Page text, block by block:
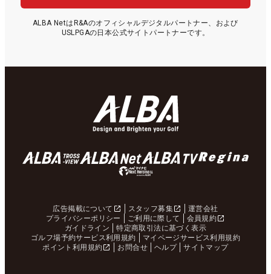
ALBA NetはR&Aのオフィシャルデジタルパートナー、および
USLPGAの日本公式サイトパートナーです。
広告掲載について スタッフ募集
運営会社
プライバシーポリシー
ご利用に際して
会員規約
ガイドライン
特定商取引法に基づく表示
ゴルフ場予約サービス利用規約
マイページサービス利用規約
ポイント利用規約
お問合せ ヘルプ サイトマップ